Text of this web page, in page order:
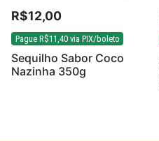
R$12,00
Pague R$11,40 via PIX/boleto
Sequilho Sabor Coco
Nazinha 350g